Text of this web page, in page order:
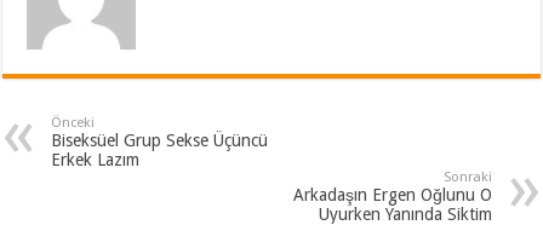
Önceki
Biseksüel Grup Sekse Üçüncü
Erkek Lazım
Sonraki
Arkadaşın Ergen Oğlunu O
Uyurken Yanında Siktim